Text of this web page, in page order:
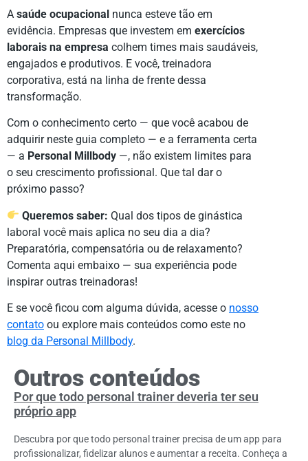
A saúde ocupacional nunca esteve tão em
evidência. Empresas que investem em exercícios
laborais na empresa colhem times mais saudáveis,
engajados e produtivos. E você, treinadora
corporativa, está na linha de frente dessa
transformação.
Com o conhecimento certo — que você acabou de
adquirir neste guia completo — e a ferramenta certa
— a Personal Millbody —, não existem limites para
o seu crescimento profissional. Que tal dar o
próximo passo?
Queremos saber: Qual dos tipos de ginástica
laboral você mais aplica no seu dia a dia?
Preparatória, compensatória ou de relaxamento?
Comenta aqui embaixo — sua experiência pode
inspirar outras treinadoras!
E se você ficou com alguma dúvida, acesse o nosso
contato ou explore mais conteúdos como este no
blog da Personal Millbody.
Outros conteúdos
Por que todo personal trainer deveria ter seu
próprio app
Descubra por que todo personal trainer precisa de um app para
profissionalizar, fidelizar alunos e aumentar a receita. Conheça a